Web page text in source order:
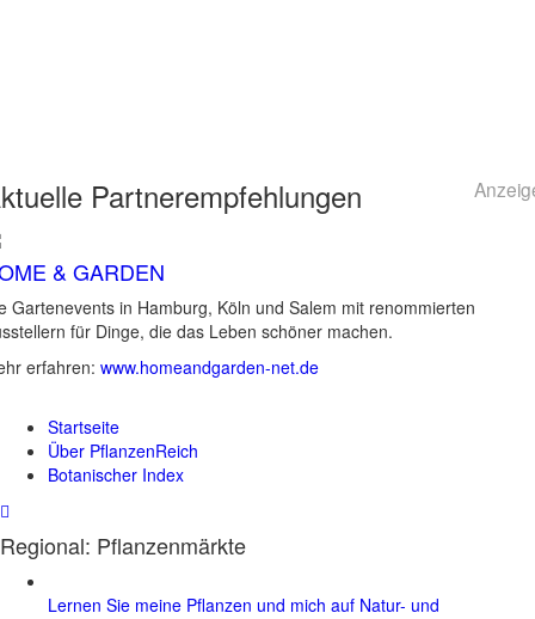
Partnerempfehlungen
& GARDEN
Gartenevents in Hamburg, Köln und Salem mit renommierten
für Dinge, die das Leben schöner machen.
erfahren: www.homeandgarden-net.de
Startseite
Über PflanzenReich
Botanischer Index
Regional: Pflanzenmärkte
Lernen Sie meine Pflanzen und mich auf Natur- und